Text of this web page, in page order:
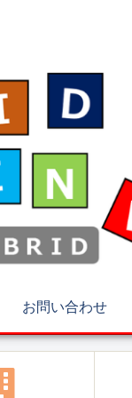
お問い合わせ